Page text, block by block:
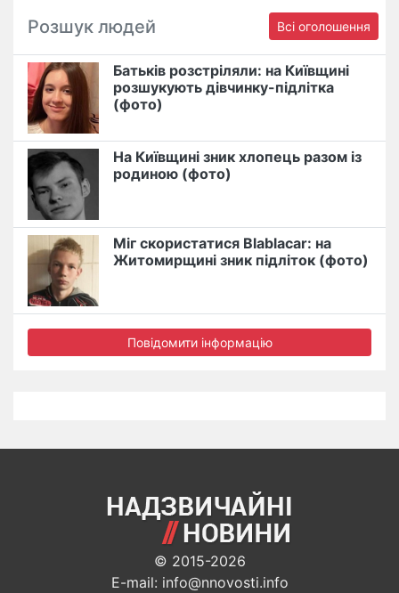
Розшук людей Всі оголошення
Батьків розстріляли: на Київщині
розшукують дівчинку-підлітка
(фото)
На Київщині зник хлопець разом із
родиною (фото)
Міг скористатися Blablacar: на
Житомирщині зник підліток (фото)
Повідомити інформацію
© 2015-2026
E-mail: info@nnovosti.info